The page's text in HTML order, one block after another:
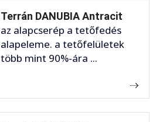
Terrán DANUBIA Antracit
az alapcserép a tetőfedés
alapeleme. a tetőfelületek
több mint 90%-ára ...